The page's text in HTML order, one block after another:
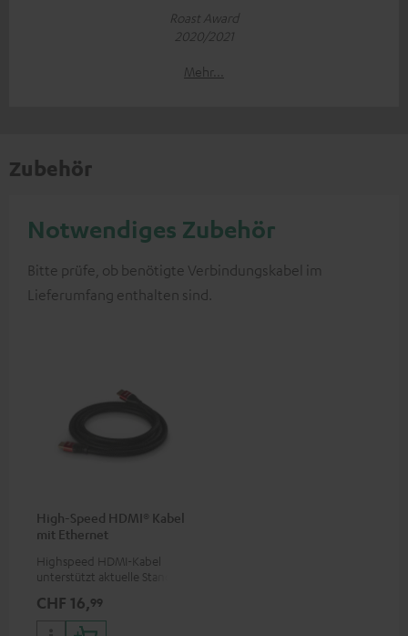
Roast Award
2020/2021
Mehr...
Zubehör
Notwendiges Zubehör
Bitte prüfe, ob benötigte Verbindungskabel im
Lieferumfang enthalten sind.
High-Speed HDMI® Kabel
mit Ethernet
Highspeed HDMI-Kabel
unterstützt aktuelle Standards
CHF 16,99